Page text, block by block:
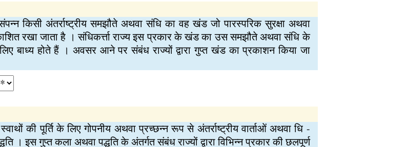
किसी अंतर्राष्ट्रीय समझौते अथवा संधि का वह खंड जो पारस्परिक सुरक्षा अथवा
रखा जाता है । संधिकर्त्ता राज्य इस प्रकार के खंड का उस समझौते अथवा संधि के
बाध्य होते हैं । अवसर आने पर संबंध राज्यों द्वारा गुप्त खंड का प्रकाशन किया जा
स्वाथों की पूर्ति के लिए गोपनीय अथवा प्रच्छन्न रूप से अंतर्राष्ट्रीय वार्ताओं अथवा धि -
। इस गुप्त कला अथवा पद्धति के अंतर्गत संबंध राज्यों द्वारा विभिन्न प्रकार की छलपूर्ण